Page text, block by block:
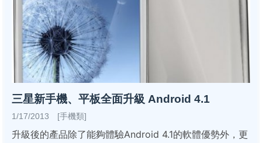
三星新手機、平板全面升級 Android 4.1
1/17/2013 [手機類]
升級後的產品除了能夠體驗Android 4.1的軟體優勢外，更